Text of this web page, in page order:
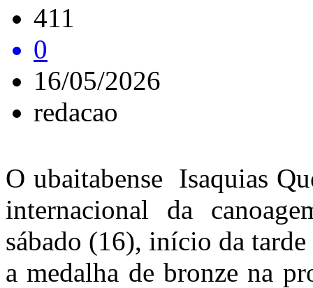
411
0
16/05/2026
redacao
O ubaitabense Isaquias
internacional da
sábado (16), início da
a medalha de bronze na